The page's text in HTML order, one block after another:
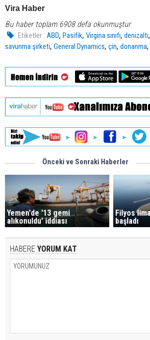
Vira Haber
Bu haber toplam 6908 defa okunmuştur
Etiketler : ABD,Pasifik,Virgina sınıfı,denizaltı,
savunma şirketi, General Dynamics, çin, donanma,
Önceki ve Sonraki Haberler
Yemen'de '13 gemi
alıkonuldu' iddiası
Filyos
başladı
HABERE YORUM KAT